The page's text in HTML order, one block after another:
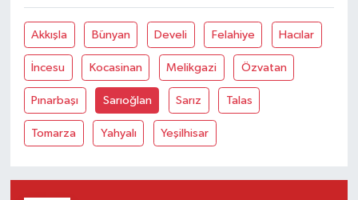
Akkışla Bünyan Develi Felahiye Hacılar
İncesu Kocasinan Melikgazi Özvatan
Pınarbaşı Sarıoğlan Sarız Talas
Tomarza Yahyalı Yeşilhisar